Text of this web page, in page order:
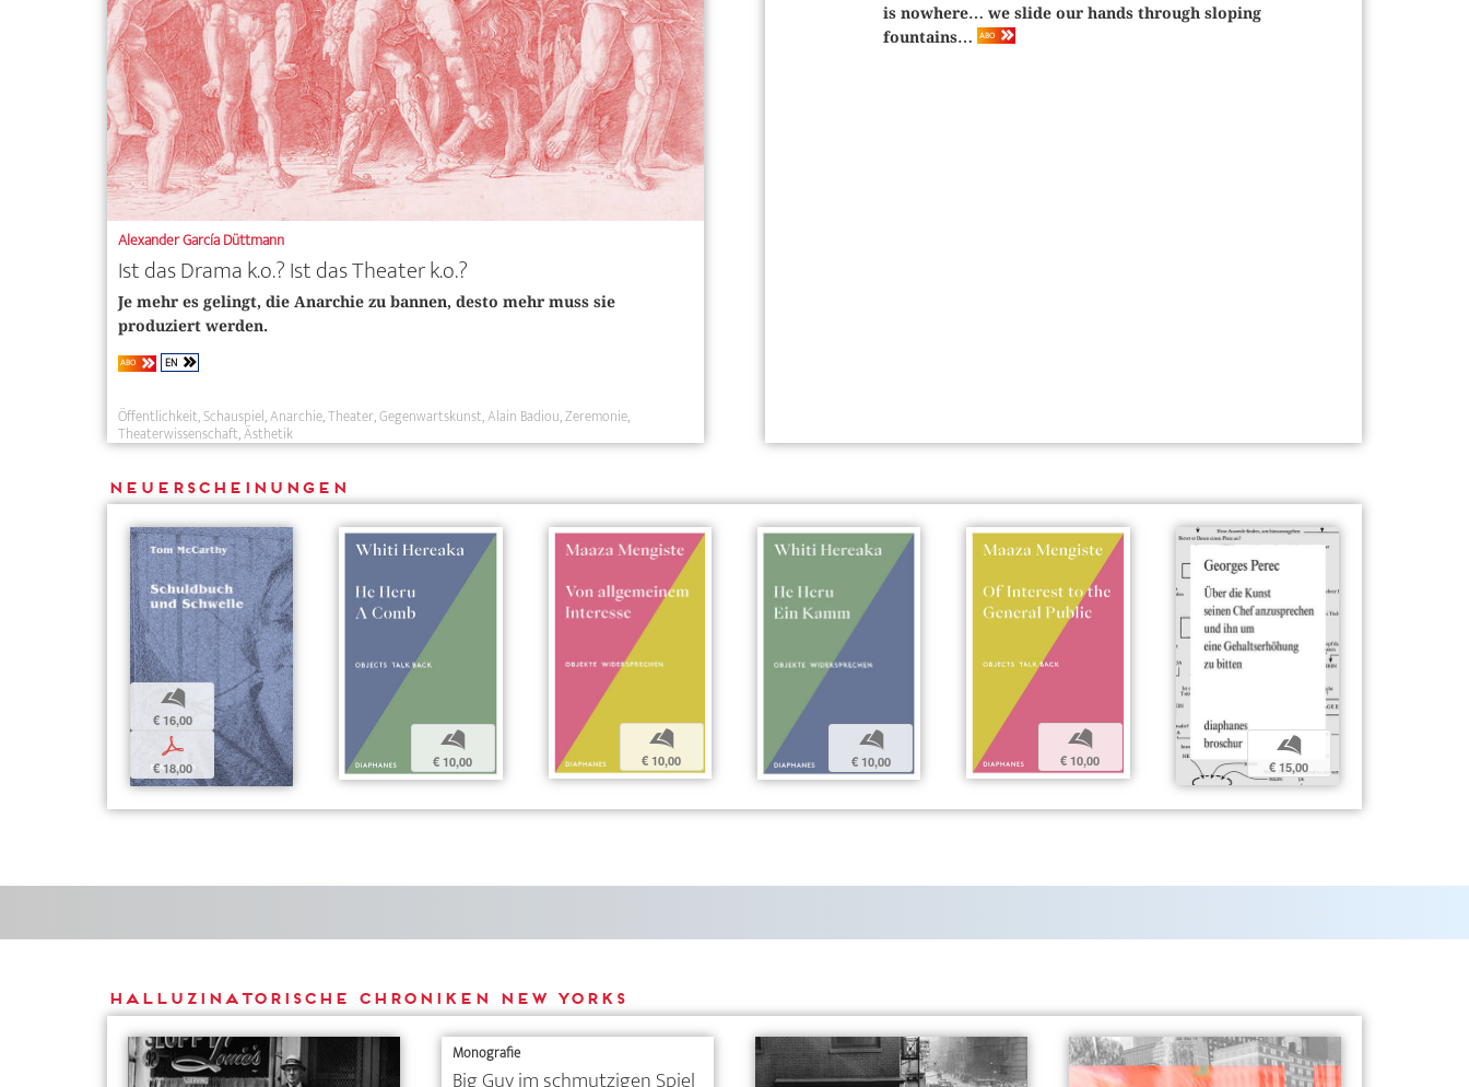
Alexander García Düttmann
Ist das Drama k.o.? Ist das Theater k.o.?
Je mehr es gelingt, die Anarchie zu bannen, desto mehr muss sie
produziert werden.
ABO EN
Öffentlichkeit Schauspiel Anarchie Theater Gegenwartskunst Alain Badiou Zeremonie
Theaterwissenschaft Ästhetik
is nowhere… we slide our hands through sloping
fountains… ABO
Neuerscheinungen
b
€ 16,00
p
€ 18,00
b
€ 10,00
b
€ 10,00
b
€ 10,00
b
€ 10,00
b
€ 15,00
Halluzinatorische Chroniken New Yorks
Monografie